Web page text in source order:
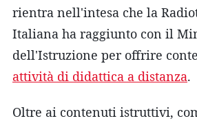
rientra nell'intesa che la
Italiana ha raggiunto con il
dell'Istruzione per offrire
attività di didattica a distanza.
Oltre ai contenuti istruttivi,